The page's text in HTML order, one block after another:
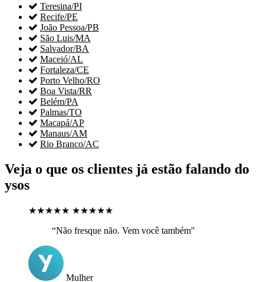
 Teresina/PI
 Recife/PE
 João Pessoa/PB
 São Luis/MA
 Salvador/BA
 Maceió/AL
 Fortaleza/CE
 Porto Velho/RO
 Boa Vista/RR
 Belém/PA
 Palmas/TO
 Macapá/AP
 Manaus/AM
 Rio Branco/AC
Veja o que os clientes já estão falando do
ysos
★★★★★ ★★★★★
“Não fresque não. Vem você também"
Mulher